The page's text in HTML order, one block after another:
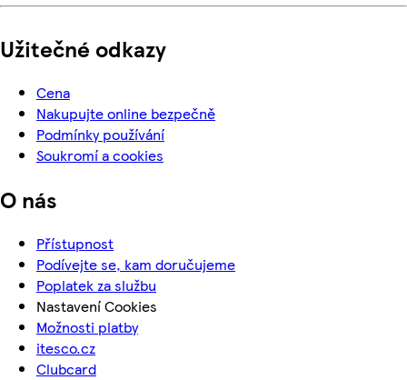
Užitečné odkazy
Cena
Nakupujte online bezpečně
Podmínky používání
Soukromí a cookies
O nás
Přístupnost
Podívejte se, kam doručujeme
Poplatek za službu
Nastavení Cookies
Možnosti platby
itesco.cz
Clubcard